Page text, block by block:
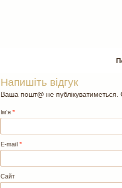
Напишіть відгук
Ваша пошт@ не публікуватиметься.
Ім’я *
E-mail *
Сайт